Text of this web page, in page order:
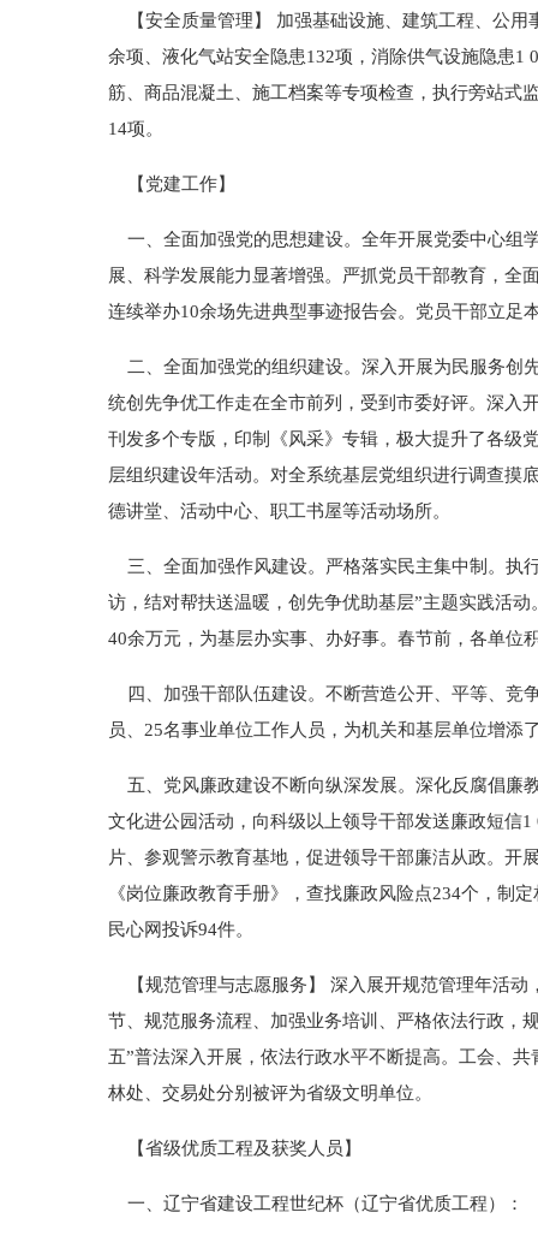
【安全质量管理】 加强基础设施、建筑工程、公用
余项、液化气站安全隐患132项，消除供气设施隐患1
筋、商品混凝土、施工档案等专项检查，执行旁站式
14项。
【党建工作】
一、全面加强党的思想建设。全年开展党委中心组
展、科学发展能力显著增强。严抓党员干部教育，全
连续举办10余场先进典型事迹报告会。党员干部立足
二、全面加强党的组织建设。深入开展为民服务创
统创先争优工作走在全市前列，受到市委好评。深入
刊发多个专版，印制《风采》专辑，极大提升了各级
层组织建设年活动。对全系统基层党组织进行调查摸
德讲堂、活动中心、职工书屋等活动场所。
三、全面加强作风建设。严格落实民主集中制。执
访，结对帮扶送温暖，创先争优助基层”主题实践活
40余万元，为基层办实事、办好事。春节前，各单位
四、加强干部队伍建设。不断营造公开、平等、竞
员、25名事业单位工作人员，为机关和基层单位增添
五、党风廉政建设不断向纵深发展。深化反腐倡廉
文化进公园活动，向科级以上领导干部发送廉政短信
片、参观警示教育基地，促进领导干部廉洁从政。开
《岗位廉政教育手册》，查找廉政风险点234个，制
民心网投诉94件。
【规范管理与志愿服务】 深入展开规范管理年活动
节、规范服务流程、加强业务培训、严格依法行政，
五”普法深入开展，依法行政水平不断提高。工会、
林处、交易处分别被评为省级文明单位。
【省级优质工程及获奖人员】
一、辽宁省建设工程世纪杯（辽宁省优质工程）：